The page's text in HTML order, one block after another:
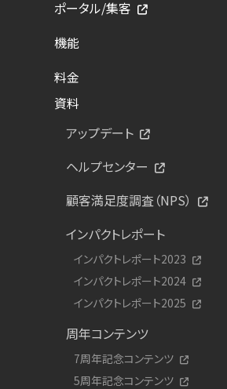
ポータル/集客
機能
料金
資料
アップデート
ヘルプセンター
顧客満足度調査（NPS）
インパクトレポート
インパクトレポート2023
インパクトレポート2024
インパクトレポート2025
周年コンテンツ
7周年記念コンテンツ
5周年記念コンテンツ